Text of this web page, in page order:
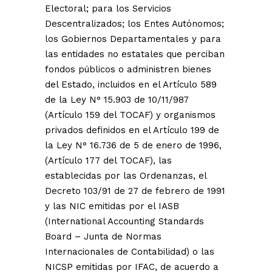
Electoral; para los Servicios
Descentralizados; los Entes Autónomos;
los Gobiernos Departamentales y para
las entidades no estatales que perciban
fondos públicos o administren bienes
del Estado, incluidos en el Artículo 589
de la Ley N° 15.903 de 10/11/987
(Artículo 159 del TOCAF) y organismos
privados definidos en el Artículo 199 de
la Ley N° 16.736 de 5 de enero de 1996,
(Artículo 177 del TOCAF), las
establecidas por las Ordenanzas, el
Decreto 103/91 de 27 de febrero de 1991
y las NIC emitidas por el IASB
(International Accounting Standards
Board – Junta de Normas
Internacionales de Contabilidad) o las
NICSP emitidas por IFAC, de acuerdo a